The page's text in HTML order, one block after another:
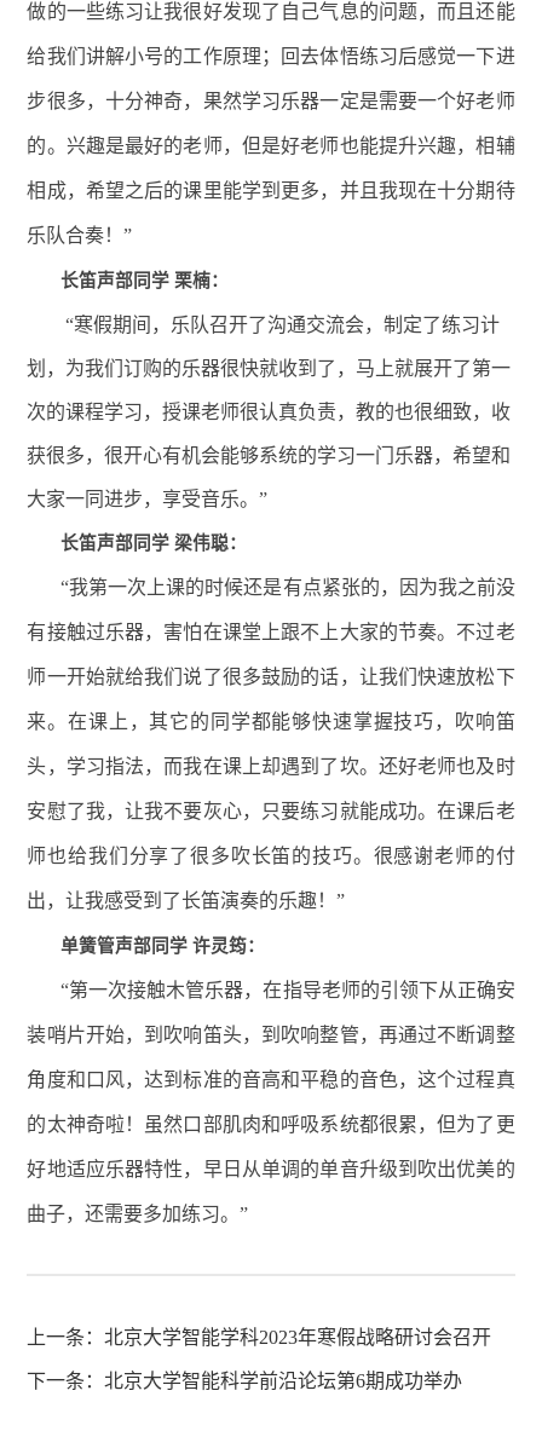
做的一些练习让我很好发现了自己气息的问题，而且还能
给我们讲解小号的工作原理；回去体悟练习后感觉一下进
步很多，十分神奇，果然学习乐器一定是需要一个好老师
的。兴趣是最好的老师，但是好老师也能提升兴趣，相辅
相成，希望之后的课里能学到更多，并且我现在十分期待
乐队合奏！”
长笛声部同学 栗楠：
“寒假期间，乐队召开了沟通交流会，制定了练习计
划，为我们订购的乐器很快就收到了，马上就展开了第一
次的课程学习，授课老师很认真负责，教的也很细致，收
获很多，很开心有机会能够系统的学习一门乐器，希望和
大家一同进步，享受音乐。”
长笛声部同学 梁伟聪：
“我第一次上课的时候还是有点紧张的，因为我之前没
有接触过乐器，害怕在课堂上跟不上大家的节奏。不过老
师一开始就给我们说了很多鼓励的话，让我们快速放松下
来。在课上，其它的同学都能够快速掌握技巧，吹响笛
头，学习指法，而我在课上却遇到了坎。还好老师也及时
安慰了我，让我不要灰心，只要练习就能成功。在课后老
师也给我们分享了很多吹长笛的技巧。很感谢老师的付
出，让我感受到了长笛演奏的乐趣！”
单簧管声部同学 许灵筠：
“第一次接触木管乐器，在指导老师的引领下从正确安
装哨片开始，到吹响笛头，到吹响整管，再通过不断调整
角度和口风，达到标准的音高和平稳的音色，这个过程真
的太神奇啦！虽然口部肌肉和呼吸系统都很累，但为了更
好地适应乐器特性，早日从单调的单音升级到吹出优美的
曲子，还需要多加练习。”
上一条：北京大学智能学科2023年寒假战略研讨会召开
下一条：北京大学智能科学前沿论坛第6期成功举办